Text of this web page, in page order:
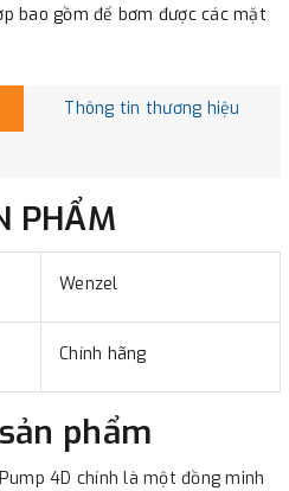
bao gồm để bơm được các mặt
Thông tin thương hiệu
PHẨM
Wenzel
Chính hãng
phẩm
4D chính là một đồng minh